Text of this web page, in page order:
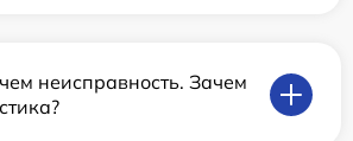
неисправность. Зачем